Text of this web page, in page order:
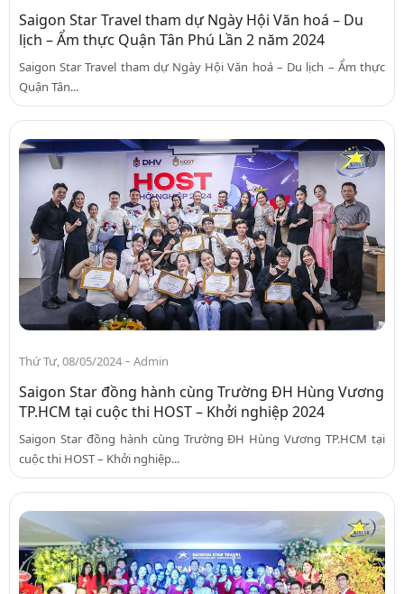
Saigon Star Travel tham dự Ngày Hội Văn hoá – Du
lịch – Ẩm thực Quận Tân Phú Lần 2 năm 2024
Saigon Star Travel tham dự Ngày Hội Văn hoá – Du lịch – Ẩm thực
Quận Tân...
Thứ Tư, 08/05/2024 - Admin
Saigon Star đồng hành cùng Trường ĐH Hùng Vương
TP.HCM tại cuộc thi HOST – Khởi nghiệp 2024
Saigon Star đồng hành cùng Trường ĐH Hùng Vương TP.HCM tại
cuộc thi HOST – Khởi nghiệp...